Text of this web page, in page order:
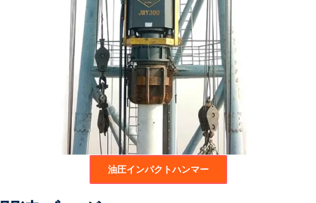
油圧インパクトハンマー